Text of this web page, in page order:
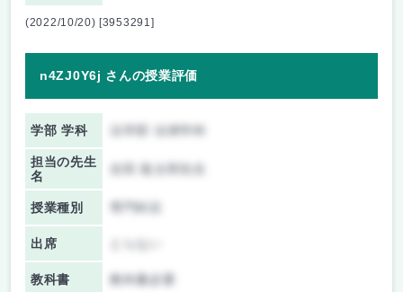
(2022/10/20) [3953291]
n4ZJ0Y6j さんの授業評価
学部 学科
担当の先生
名
授業種別
出席
教科書 教科書必要